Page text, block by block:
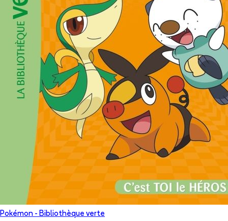
Pokémon - Bibliothèque verte